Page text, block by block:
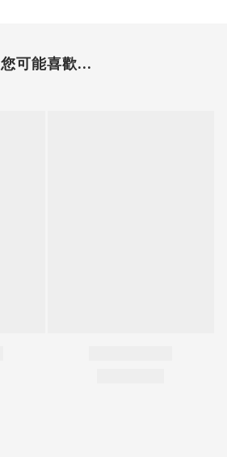
您可能喜歡...